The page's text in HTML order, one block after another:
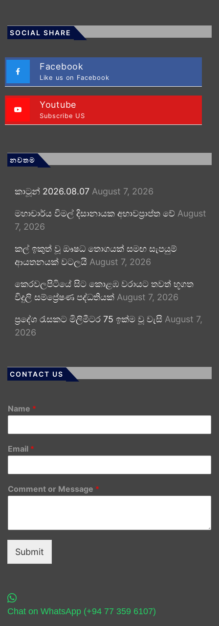
SOCIAL SHARE
Facebook
Like us on Facebook
Youtube
Subscribe US
නවතම
කාටූන් 2026.08.07 August 7, 2026
මහාචාර්ය විමල් දිසානායක අභාවප්‍රාප්ත වේ August
7, 2026
කල් ඉකුත් වූ ඖෂධ තොගයක් සමඟ සැපයුම්
ආයතනයක් වටලයි August 7, 2026
කෙරවලපිටියේ සිට කොළඹ වරායට තවත් භූගත
විදුලි සම්ප්‍රේෂණ පද්ධතියක් August 7, 2026
ප්‍රදේශ රැසකට මිලිමීටර 75 ඉක්ම වූ වැසි August 7,
2026
CONTACT US
Name *
Email *
Comment or Message *
Submit
Chat on WhatsApp (+94 77 359 6107)